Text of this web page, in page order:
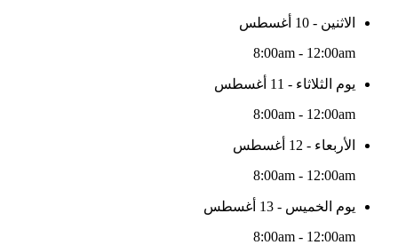
الاثنين - 10 أغسطس
8:00am - 12:00am
يوم الثلاثاء - 11 أغسطس
8:00am - 12:00am
الأربعاء - 12 أغسطس
8:00am - 12:00am
يوم الخميس - 13 أغسطس
8:00am - 12:00am